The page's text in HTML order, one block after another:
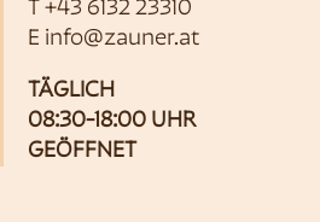
T +43 6132 23310
E info@zauner.at
TÄGLICH
08:30-18:00 UHR
GEÖFFNET